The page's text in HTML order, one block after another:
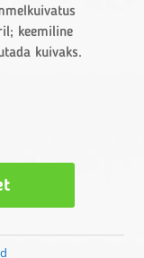
keemiline
kuivaks.